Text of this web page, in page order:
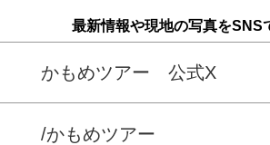
最新情報や現地の写真をSNS
かもめツアー 公式X
/かもめツアー